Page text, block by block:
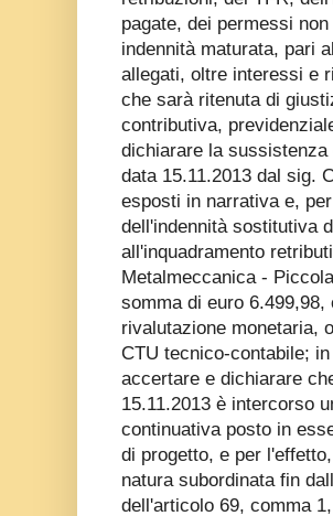
pagate, dei permessi
indennità maturata, pari
allegati, oltre interessi e
che sarà ritenuta di
contributiva,
dichiarare la
data 15.11.2013 dal sig.
esposti in narrativa e,
dell'indennità sostitutiva
all'inquadramento
Metalmeccanica -
somma di euro
rivalutazione monetaria,
CTU tecnico-contabile;
accertare e dichiarare
15.11.2013 è intercorso
continuativa posto in
di progetto, e per
natura subordinata fin
dell'articolo 69, comma